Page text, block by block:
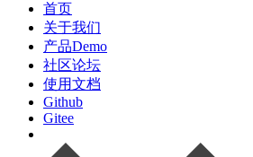
首页
关于我们
产品Demo
社区论坛
使用文档
Github
Gitee